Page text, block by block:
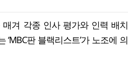
겨 각종 인사 평가와 인력 배치
‘MBC판 블랙리스트’가 노조에 의